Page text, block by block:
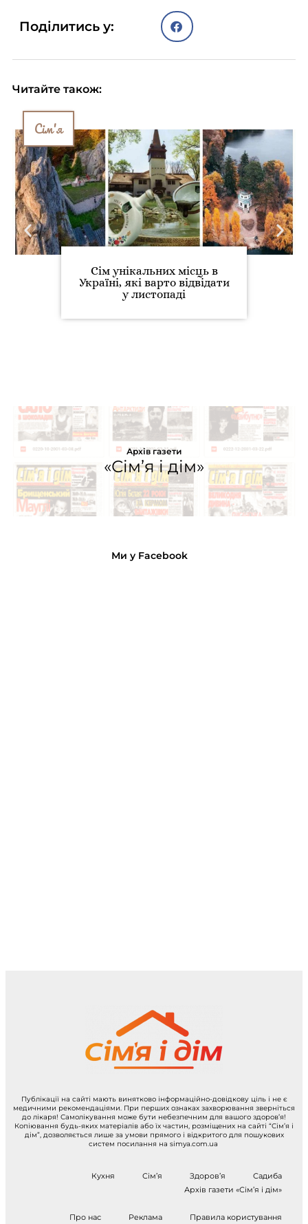
Поділитись у:
Читайте також:
Сім'я
Сім унікальних місць в
Україні, які варто відвідати
у листопаді
Архів газети
«Сім’я і дім»
Ми у Facebook
Публікації на сайті мають винятково інформаційно-довідкову ціль і не є
медичними рекомендаціями. При перших ознаках захворювання зверніться
до лікаря! Самолікування може бути небезпечним для вашого здоров’я!
Копіювання будь-яких матеріалів або їх частин, розміщених на сайті “Сім’я і
дім”, дозволяється лише за умови прямого і відкритого для пошукових
систем посилання на simya.com.ua
Кухня Сім’я Здоров’я
Садиба
Архів газети «Сім’я і дім»
Про нас Реклама Правила користування